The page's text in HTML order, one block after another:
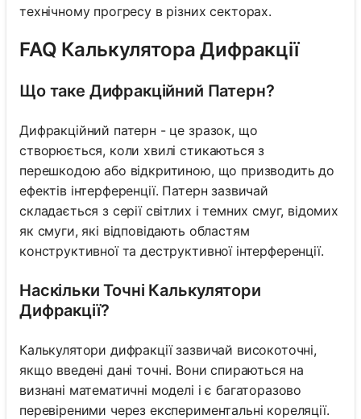
технічному прогресу в різних секторах.
FAQ Калькулятора Дифракції
Що таке Дифракційний Патерн?
Дифракційний патерн - це зразок, що
створюється, коли хвилі стикаються з
перешкодою або відкритиною, що призводить до
ефектів інтерференції. Патерн зазвичай
складається з серії світлих і темних смуг, відомих
як смуги, які відповідають областям
конструктивної та деструктивної інтерференції.
Наскільки Точні Калькулятори
Дифракції?
Калькулятори дифракції зазвичай високоточні,
якщо введені дані точні. Вони спираються на
визнані математичні моделі і є багаторазово
перевіреними через експериментальні кореляції.